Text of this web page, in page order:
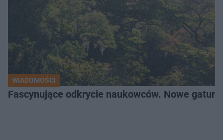
WIADOMOŚCI
Fascynujące odkrycie naukowców. Nowe